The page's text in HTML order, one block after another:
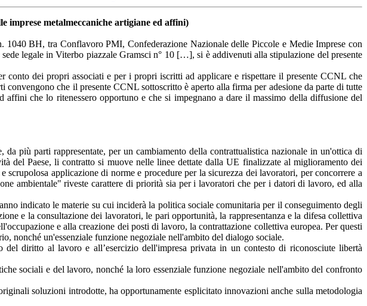
imprese metalmeccaniche artigiane ed affini)
BH, tra Conflavoro PMI, Confederazione Nazionale delle Piccole e Medie Imprese con
legale in Viterbo piazzale Gramsci n° 10 […], si è addivenuti alla stipulazione del presente
dei propri associati e per i propri iscritti ad applicare e rispettare il presente CCNL che
che il presente CCNL sottoscritto è aperto alla firma per adesione da parte di tutte
che lo ritenessero opportuno e che si impegnano a dare il massimo della diffusione del
più parti rappresentate, per un cambiamento della contrattualistica nazionale in un'ottica di
del Paese, li contratto si muove nelle linee dettate dalla UE finalizzate al miglioramento dei
applicazione di norme e procedure per la sicurezza dei lavoratori, per concorrere a
ambientale" riveste carattere di priorità sia per i lavoratori che per i datori di lavoro, ed alla
indicato le materie su cui inciderà la politica sociale comunitaria per il conseguimento degli
e la consultazione dei lavoratori, le pari opportunità, la rappresentanza e la difesa collettiva
e alla creazione dei posti di lavoro, la contrattazione collettiva europea. Per questi
nonché un'essenziale funzione negoziale nell'ambito del dialogo sociale.
diritto al lavoro e all’esercizio dell'impresa privata in un contesto di riconosciute libertà
sociali e del lavoro, nonché la loro essenziale funzione negoziale nell'ambito del confronto
soluzioni introdotte, ha opportunamente esplicitato innovazioni anche sulla metodologia